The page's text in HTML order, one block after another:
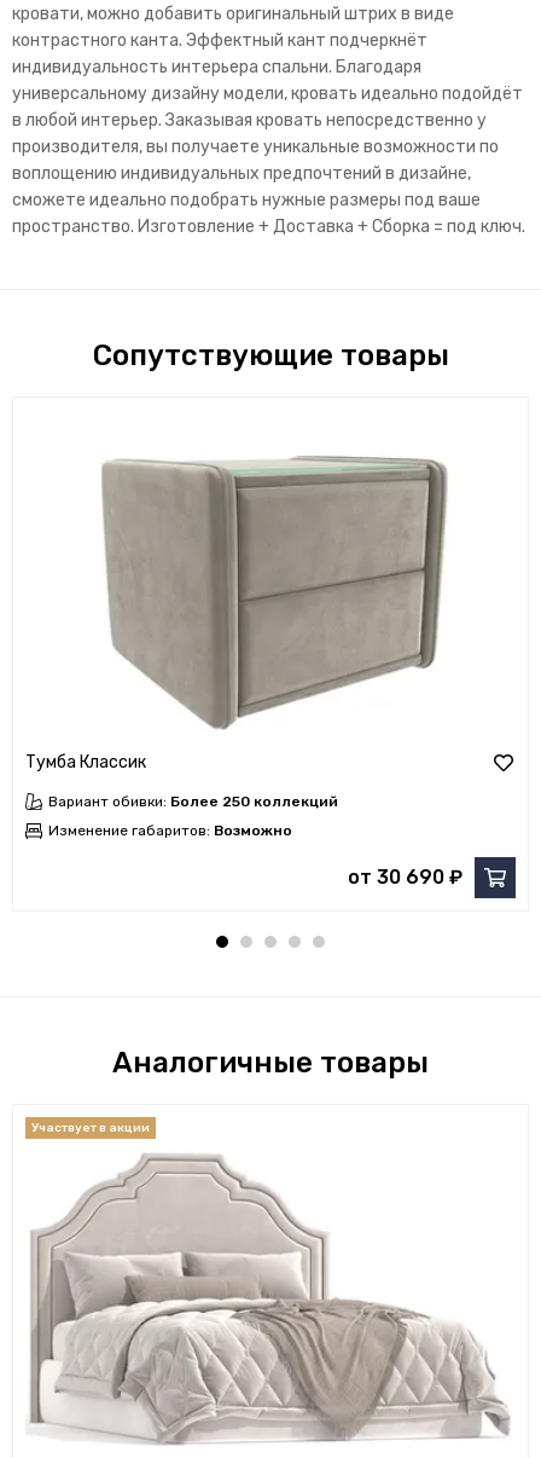
кровати, можно добавить оригинальный штрих в виде
контрастного канта. Эффектный кант подчеркнёт
индивидуальность интерьера спальни. Благодаря
универсальному дизайну модели, кровать идеально подойдёт
в любой интерьер. Заказывая кровать непосредственно у
производителя, вы получаете уникальные возможности по
воплощению индивидуальных предпочтений в дизайне,
сможете идеально подобрать нужные размеры под ваше
пространство. Изготовление + Доставка + Сборка = под ключ.
Сопутствующие товары
Тумба Классик
Вариант обивки: Более 250 коллекций
Изменение габаритов: Возможно
от 30 690 ₽
Аналогичные товары